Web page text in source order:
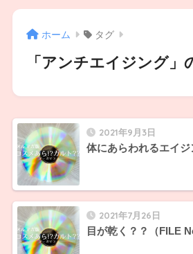
ホーム タグ
「アンチエイジング」
2021年9月3日
体にあらわれるエイジ
2021年7月26日
目が乾く？？（FILE